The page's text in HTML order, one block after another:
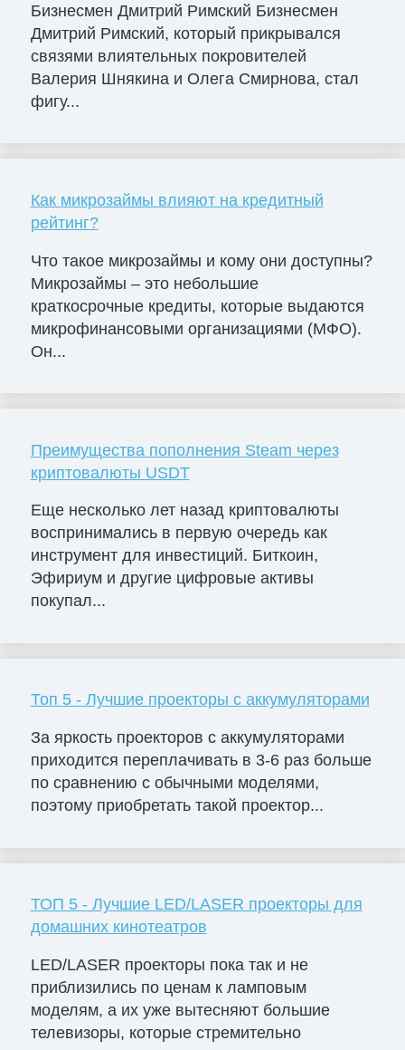
Бизнесмен Дмитрий Римский Бизнесмен
Дмитрий Римский, который прикрывался
связями влиятельных покровителей
Валерия Шнякина и Олега Смирнова, стал
фигу...
Как микрозаймы влияют на кредитный
рейтинг?
Что такое микрозаймы и кому они доступны?
Микрозаймы – это небольшие
краткосрочные кредиты, которые выдаются
микрофинансовыми организациями (МФО).
Он...
Преимущества пополнения Steam через
криптовалюты USDT
Еще несколько лет назад криптовалюты
воспринимались в первую очередь как
инструмент для инвестиций. Биткоин,
Эфириум и другие цифровые активы
покупал...
Топ 5 - Лучшие проекторы с аккумуляторами
За яркость проекторов с аккумуляторами
приходится переплачивать в 3-6 раз больше
по сравнению с обычными моделями,
поэтому приобретать такой проектор...
ТОП 5 - Лучшие LED/LASER проекторы для
домашних кинотеатров
LED/LASER проекторы пока так и не
приблизились по ценам к ламповым
моделям, а их уже вытесняют большие
телевизоры, которые стремительно